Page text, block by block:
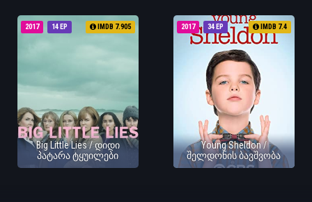
14 EP
2017 IMDB 7.905
Big Little Lies / დიდი
პატარა ტყუილები
34 EP
2017 IMDB 7.4
Young Sheldon /
შელდონის ბავშვობა